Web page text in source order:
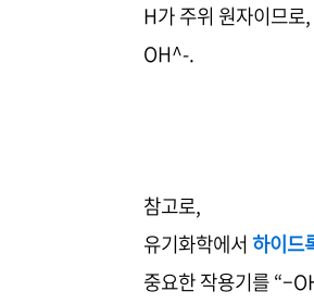
H가 주위 원자이므로,
OH^-.
참고로,
유기화학에서하이
중요한 작용기를